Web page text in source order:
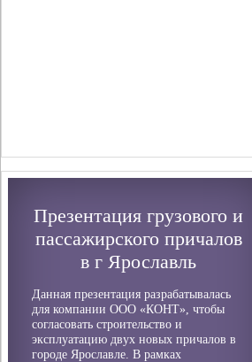
Презентация грузового и
пассажирского причалов
в г Ярославль
Данная презентация разрабатывалась
для компании ООО «КОНТ», чтобы
согласовать строительство и
эксплуатацию двух новых причалов в
городе Ярославле. В рамках